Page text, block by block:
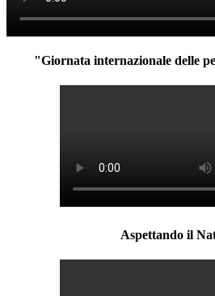
"Giornata internazionale delle
Aspettando il